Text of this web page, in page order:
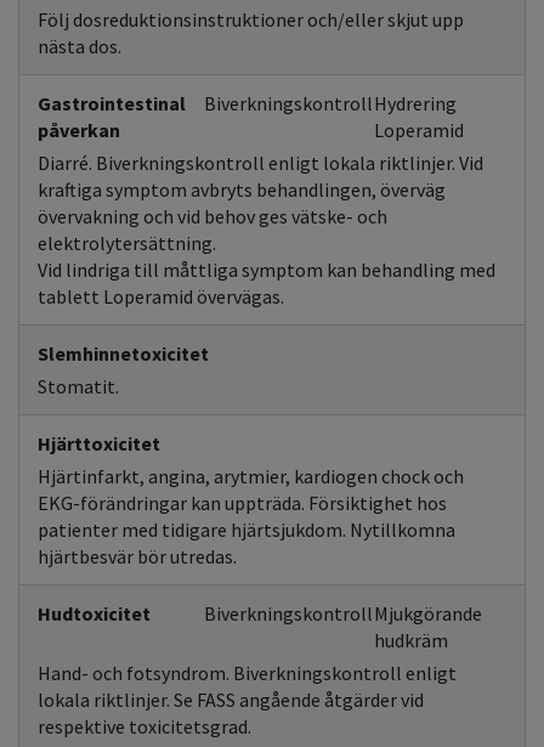
Följ dosreduktionsinstruktioner och/eller skjut upp
nästa dos.
Gastrointestinal
påverkan
BiverkningskontrollHydrering
Loperamid
Diarré. Biverkningskontroll enligt lokala riktlinjer. Vid
kraftiga symptom avbryts behandlingen, överväg
övervakning och vid behov ges vätske- och
elektrolytersättning.
Vid lindriga till måttliga symptom kan behandling med
tablett Loperamid övervägas.
Slemhinnetoxicitet
Stomatit.
Hjärttoxicitet
Hjärtinfarkt, angina, arytmier, kardiogen chock och
EKG-förändringar kan uppträda. Försiktighet hos
patienter med tidigare hjärtsjukdom. Nytillkomna
hjärtbesvär bör utredas.
Hudtoxicitet BiverkningskontrollMjukgörande
hudkräm
Hand- och fotsyndrom. Biverkningskontroll enligt
lokala riktlinjer. Se FASS angående åtgärder vid
respektive toxicitetsgrad.